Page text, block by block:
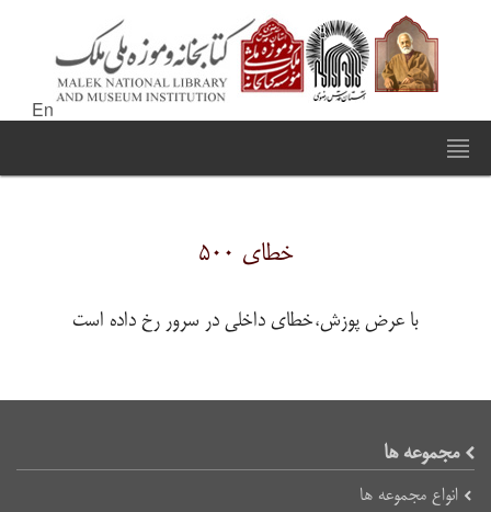
En
خطای ۵۰۰
با عرض پوزش،خطای داخلی در سرور رخ داده است
مجموعه ها
انواع مجموعه ها